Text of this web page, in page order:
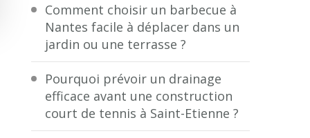
Comment choisir un barbecue à
Nantes facile à déplacer dans un
jardin ou une terrasse ?
Pourquoi prévoir un drainage
efficace avant une construction
court de tennis à Saint-Etienne ?